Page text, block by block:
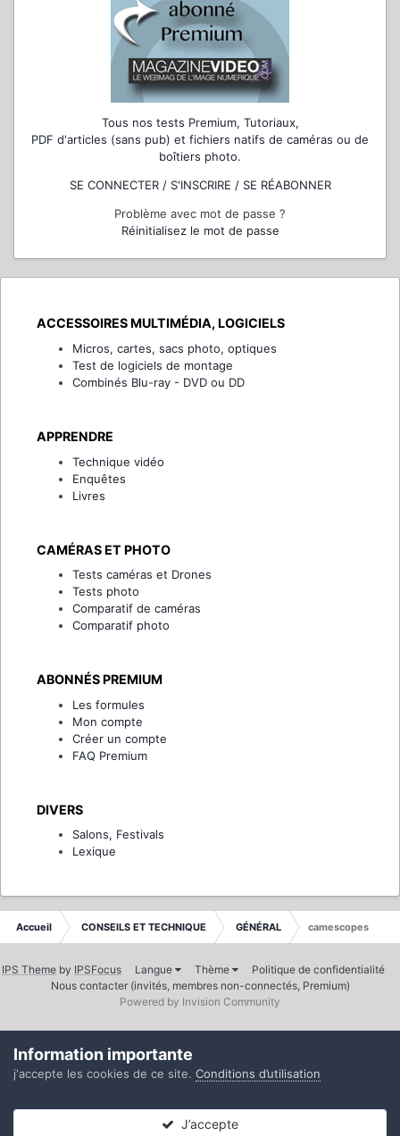
Tous nos tests Premium, Tutoriaux,
PDF d'articles (sans pub) et fichiers natifs de caméras ou de
boîtiers photo.
SE CONNECTER / S'INSCRIRE / SE RÉABONNER
Problème avec mot de passe ?
Réinitialisez le mot de passe
ACCESSOIRES MULTIMÉDIA, LOGICIELS
Micros, cartes, sacs photo, optiques
Test de logiciels de montage
Combinés Blu-ray - DVD ou DD
APPRENDRE
Technique vidéo
Enquêtes
Livres
CAMÉRAS ET PHOTO
Tests caméras et Drones
Tests photo
Comparatif de caméras
Comparatif photo
ABONNÉS PREMIUM
Les formules
Mon compte
Créer un compte
FAQ Premium
DIVERS
Salons, Festivals
Lexique
Accueil CONSEILS ET TECHNIQUE GÉNÉRAL camescopes
IPS Theme by IPSFocus Langue Thème
Politique de confidentialité
Nous contacter (invités, membres non-connectés, Premium)
Powered by Invision Community
Information importante
j'accepte les cookies de ce site. Conditions d’utilisation
J’accepte